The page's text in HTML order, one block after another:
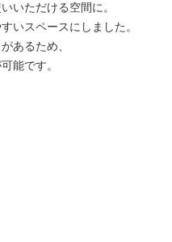
いただける空間に。
いスペースにしました。
あるため、
能です。